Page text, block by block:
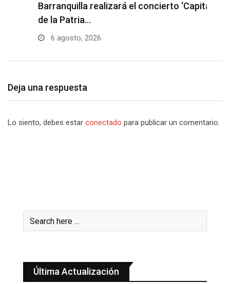
Barranquilla realizará el concierto ‘Capital
de la Patria…
6 agosto, 2026
Deja una respuesta
Lo siento, debes estar conectado para publicar un comentario.
Última Actualización